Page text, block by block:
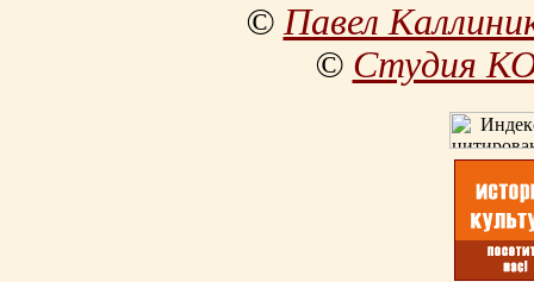
©Павел
© Студия